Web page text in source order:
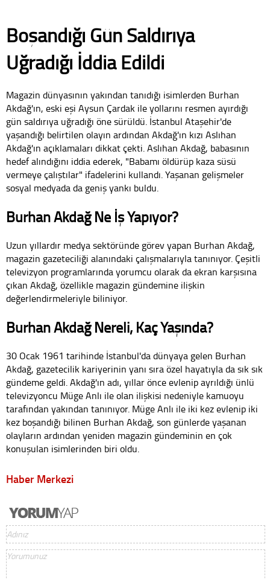
Boşandığı Gün Saldırıya
Uğradığı İddia Edildi
Magazin dünyasının yakından tanıdığı isimlerden Burhan
Akdağ'ın, eski eşi Aysun Çardak ile yollarını resmen ayırdığı
gün saldırıya uğradığı öne sürüldü. İstanbul Ataşehir'de
yaşandığı belirtilen olayın ardından Akdağ'ın kızı Aslıhan
Akdağ'ın açıklamaları dikkat çekti. Aslıhan Akdağ, babasının
hedef alındığını iddia ederek, "Babamı öldürüp kaza süsü
vermeye çalıştılar" ifadelerini kullandı. Yaşanan gelişmeler
sosyal medyada da geniş yankı buldu.
Burhan Akdağ Ne İş Yapıyor?
Uzun yıllardır medya sektöründe görev yapan Burhan Akdağ,
magazin gazeteciliği alanındaki çalışmalarıyla tanınıyor. Çeşitli
televizyon programlarında yorumcu olarak da ekran karşısına
çıkan Akdağ, özellikle magazin gündemine ilişkin
değerlendirmeleriyle biliniyor.
Burhan Akdağ Nereli, Kaç Yaşında?
30 Ocak 1961 tarihinde İstanbul'da dünyaya gelen Burhan
Akdağ, gazetecilik kariyerinin yanı sıra özel hayatıyla da sık sık
gündeme geldi. Akdağ'ın adı, yıllar önce evlenip ayrıldığı ünlü
televizyoncu Müge Anlı ile olan ilişkisi nedeniyle kamuoyu
tarafından yakından tanınıyor. Müge Anlı ile iki kez evlenip iki
kez boşandığı bilinen Burhan Akdağ, son günlerde yaşanan
olayların ardından yeniden magazin gündeminin en çok
konuşulan isimlerinden biri oldu.
Haber Merkezi